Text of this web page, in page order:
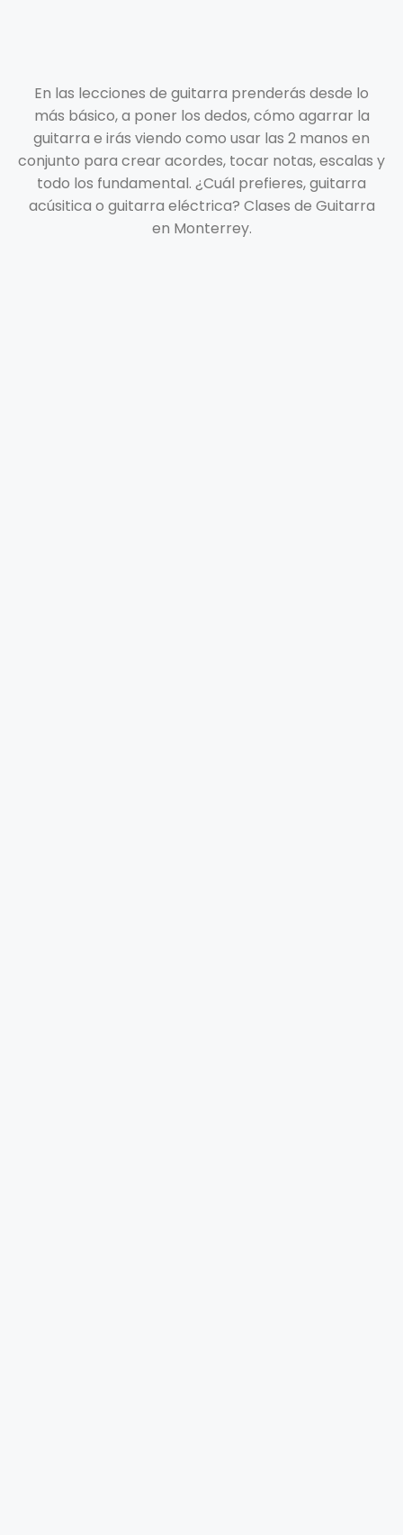
En las lecciones de guitarra prenderás desde lo
más básico, a poner los dedos, cómo agarrar la
guitarra e irás viendo como usar las 2 manos en
conjunto para crear acordes, tocar notas, escalas y
todo los fundamental. ¿Cuál prefieres, guitarra
acúsitica o guitarra eléctrica? Clases de Guitarra
en Monterrey.